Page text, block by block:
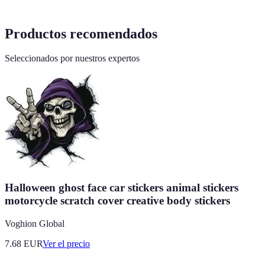
Productos recomendados
Seleccionados por nuestros expertos
Halloween ghost face car stickers animal stickers
motorcycle scratch cover creative body stickers
Voghion Global
7.68 EURVer el precio